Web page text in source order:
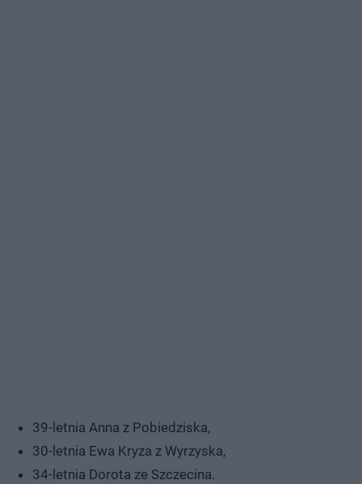
39-letnia Anna z Pobiedziska,
30-letnia Ewa Kryza z Wyrzyska,
34-letnia Dorota ze Szczecina.